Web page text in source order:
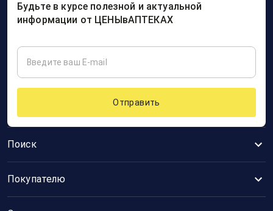
Поиск
Покупателю
Будьте в курсе полезной и актуальной
информации от ЦЕНЫвАПТЕКАХ
Отправить